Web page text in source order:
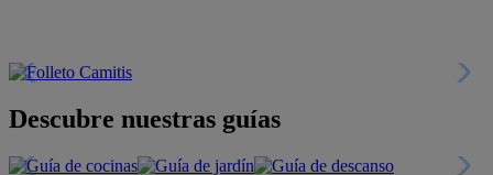
Descubre nuestras guías